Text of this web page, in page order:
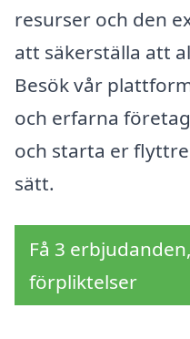
resurser och den
att säkerställa att
Besök vår
och erfarna
och starta er
sätt.
Få 3
förpliktelser